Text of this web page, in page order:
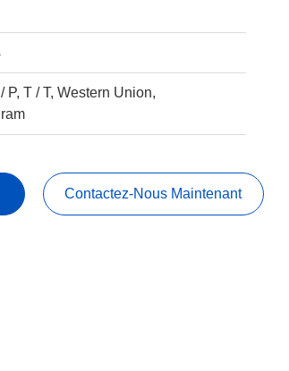
P, T / T, Western Union,
Contactez-Nous Maintenant